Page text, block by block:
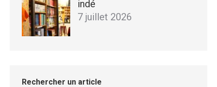
indé
7 juillet 2026
Rechercher un article